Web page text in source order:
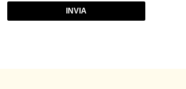
INVIA